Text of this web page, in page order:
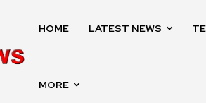
HOME LATEST NEWS
MORE